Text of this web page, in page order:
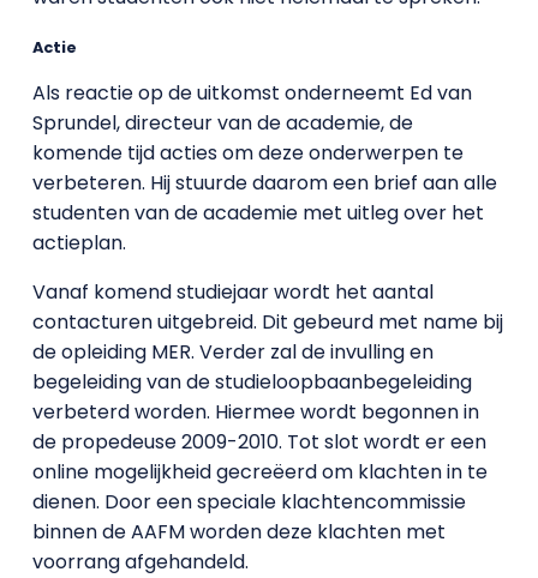
Actie
Als reactie op de uitkomst onderneemt Ed van
Sprundel, directeur van de academie, de
komende tijd acties om deze onderwerpen te
verbeteren. Hij stuurde daarom een brief aan alle
studenten van de academie met uitleg over het
actieplan.
Vanaf komend studiejaar wordt het aantal
contacturen uitgebreid. Dit gebeurd met name bij
de opleiding MER. Verder zal de invulling en
begeleiding van de studieloopbaanbegeleiding
verbeterd worden. Hiermee wordt begonnen in
de propedeuse 2009-2010. Tot slot wordt er een
online mogelijkheid gecreëerd om klachten in te
dienen. Door een speciale klachtencommissie
binnen de AAFM worden deze klachten met
voorrang afgehandeld.